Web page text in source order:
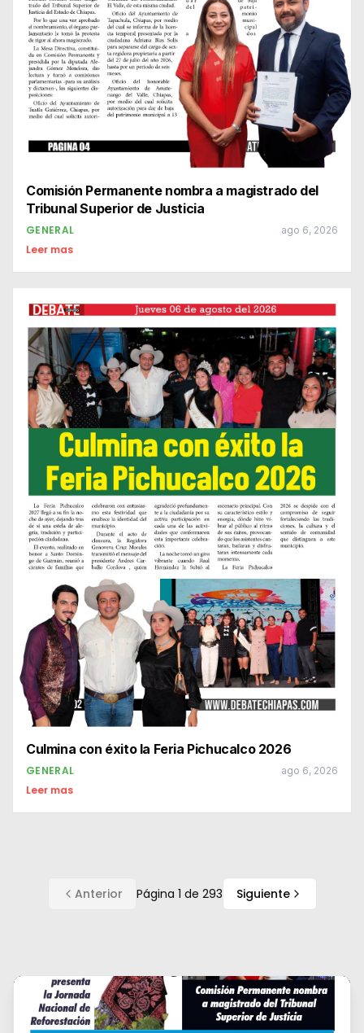
Comisión Permanente nombra a magistrado del
Tribunal Superior de Justicia
GENERAL ago 6, 2026
Leer mas
Culmina con éxito la Feria Pichucalco 2026
GENERAL ago 6, 2026
Leer mas
Anterior Página 1 de 293 Siguiente